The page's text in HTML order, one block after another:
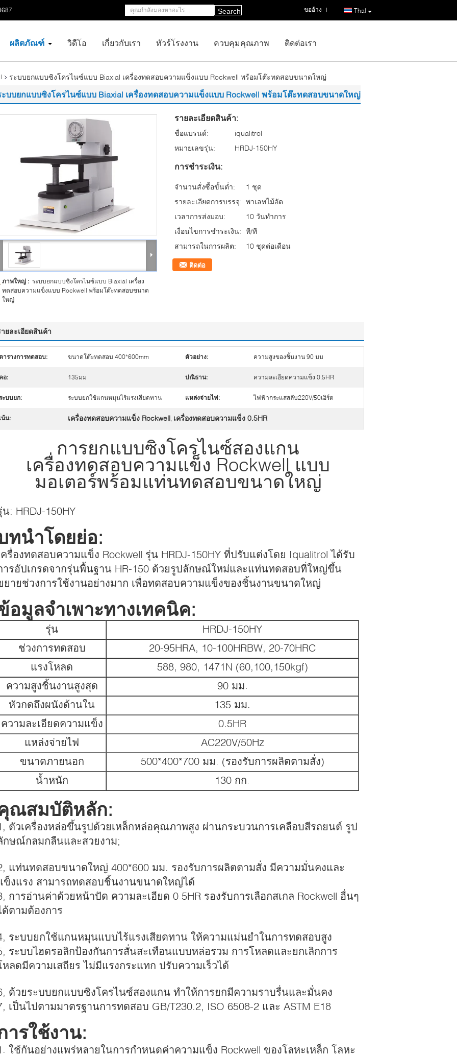
Thai
ขออ้าง |
Search
ผลิตภัณฑ์ วิดีโอ เกี่ยวกับเรา ทัวร์โรงงาน ควบคุมคุณภาพ ติดต่อเรา
ระบบยกแบบซิงโครไนซ์แบบ Biaxial เครื่องทดสอบความแข็งแบบ Rockwell พร้อมโต๊ะทดสอบขนาดใหญ่
ะบบยกแบบซิงโครไนซ์แบบ Biaxial เครื่องทดสอบความแข็งแบบ Rockwell พร้อมโต๊ะทดสอบขนาดใหญ่
ภาพใหญ่ : ระบบยกแบบซิงโครไนซ์แบบ Biaxial เครื่อง
ทดสอบความแข็งแบบ Rockwell พร้อมโต๊ะทดสอบขนาด
ใหญ่
รายละเอียดสินค้า:
ชื่อแบรนด์:
iqualitrol
หมายเลขรุ่น:
HRDJ-150HY
การชำระเงิน:
จำนวนสั่งซื้อขั้นต่ำ:
1 ชุด
รายละเอียดการบรรจุ: พาเลทไม้อัด
เวลาการส่งมอบ:
10 วันทำการ
เงื่อนไขการชำระเงิน: ที/ที
สามารถในการผลิต:
10 ชุดต่อเดือน
ติดต่อ
ยละเอียดสินค้า
ารางการทดสอบ: ขนาดโต๊ะทดสอบ 400*600mm ตัวอย่าง: ความสูงของชิ้นงาน 90 มม
อ: 135มม ปณิธาน: ความละเอียดความแข็ง 0.5HR
ะบบยก: ระบบยกใช้แกนหมุนไร้แรงเสียดทาน แหล่งจ่ายไฟ: ไฟฟ้ากระแสสลับ220V/50เฮิร์ต
น้น: เครื่องทดสอบความแข็ง Rockwell, เครื่องทดสอบความแข็ง 0.5HR
การยกแบบซิงโครไนซ์สองแกน
เครื่องทดสอบความแข็ง Rockwell แบบ
มอเตอร์พร้อมแท่นทดสอบขนาดใหญ่
น: HRDJ-150HY
ทนำโดยย่อ:
ครื่องทดสอบความแข็ง Rockwell รุ่น HRDJ-150HY ที่ปรับแต่งโดย Iqualitrol ได้รับ
ารอัปเกรดจากรุ่นพื้นฐาน HR-150 ด้วยรูปลักษณ์ใหม่และแท่นทดสอบที่ใหญ่ขึ้น
ยายช่วงการใช้งานอย่างมาก เพื่อทดสอบความแข็งของชิ้นงานขนาดใหญ่
อมูลจำเพาะทางเทคนิค:
รุ่น
HRDJ-150HY
ช่วงการทดสอบ
20-95HRA, 10-100HRBW, 20-70HRC
แรงโหลด
588, 980, 1471N (60,100,150kgf)
ความสูงชิ้นงานสูงสุด
90 มม.
หัวกดถึงผนังด้านใน
135 มม.
ความละเอียดความแข็ง
0.5HR
แหล่งจ่ายไฟ
AC220V/50Hz
ขนาดภายนอก
500*400*700 มม. (รองรับการผลิตตามสั่ง)
น้ำหนัก
130 กก.
ณสมบัติหลัก:
ตัวเครื่องหล่อขึ้นรูปด้วยเหล็กหล่อคุณภาพสูง ผ่านกระบวนการเคลือบสีรถยนต์ รูป
กษณ์กลมกลืนและสวยงาม;
แท่นทดสอบขนาดใหญ่ 400*600 มม. รองรับการผลิตตามสั่ง มีความมั่นคงและ
ข็งแรง สามารถทดสอบชิ้นงานขนาดใหญ่ได้
การอ่านค่าด้วยหน้าปัด ความละเอียด 0.5HR รองรับการเลือกสเกล Rockwell อื่นๆ
ด้ตามต้องการ
ระบบยกใช้แกนหมุนแบบไร้แรงเสียดทาน ให้ความแม่นยำในการทดสอบสูง
ระบบไฮดรอลิกป้องกันการสั่นสะเทือนแบบหล่อรวม การโหลดและยกเลิกการ
หลดมีความเสถียร ไม่มีแรงกระแทก ปรับความเร็วได้
ด้วยระบบยกแบบซิงโครไนซ์สองแกน ทำให้การยกมีความราบรื่นและมั่นคง
เป็นไปตามมาตรฐานการทดสอบ GB/T230.2, ISO 6508-2 และ ASTM E18
ารใช้งาน:
ใช้กันอย่างแพร่หลายในการกำหนดค่าความแข็ง Rockwell ของโลหะเหล็ก โลหะ